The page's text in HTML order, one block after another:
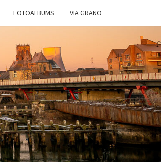
FOTOALBUMS VIA GRANO